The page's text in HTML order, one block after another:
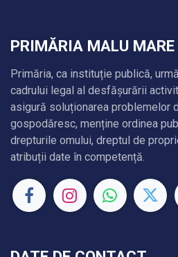
PRIMĂRIA MALU MARE
Primăria, ca instituție publică,
cadrului legal al desfășurării
asigură soluționarea problemelor
gospodăresc, menține ordinea
drepturile omului, dreptul de
atribuții date în competență.